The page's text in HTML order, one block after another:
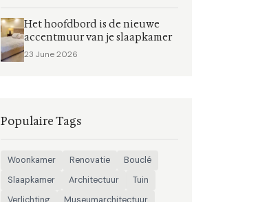
Het hoofdbord is de nieuwe
accentmuur van je slaapkamer
23 June 2026
Populaire Tags
Woonkamer Renovatie
Bouclé
Slaapkamer
Architectuur
Tuin